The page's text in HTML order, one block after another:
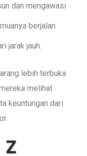
dan mengawasi
berjalan
jarak jauh.
lebih terbuka
melihat
keuntungan dari
Z